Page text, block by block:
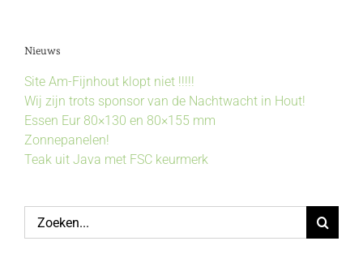
Nieuws
Site Am-Fijnhout klopt niet !!!!!
Wij zijn trots sponsor van de Nachtwacht in Hout!
Essen Eur 80×130 en 80×155 mm
Zonnepanelen!
Teak uit Java met FSC keurmerk
Zoeken
naar: